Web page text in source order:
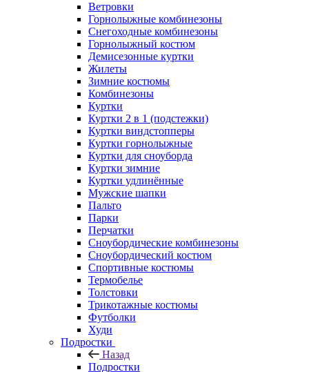
Ветровки
Горнолыжные комбинезоны
Снегоходные комбинезоны
Горнолыжный костюм
Демисезонные куртки
Жилеты
Зимние костюмы
Комбинезоны
Куртки
Куртки 2 в 1 (подстежки)
Куртки виндстопперы
Куртки горнолыжные
Куртки для сноуборда
Куртки зимние
Куртки удлинённые
Мужские шапки
Пальто
Парки
Перчатки
Сноубордические комбинезоны
Сноубордический костюм
Спортивные костюмы
Термобелье
Толстовки
Трикотажные костюмы
Футболки
Худи
Подростки
Назад
Подростки